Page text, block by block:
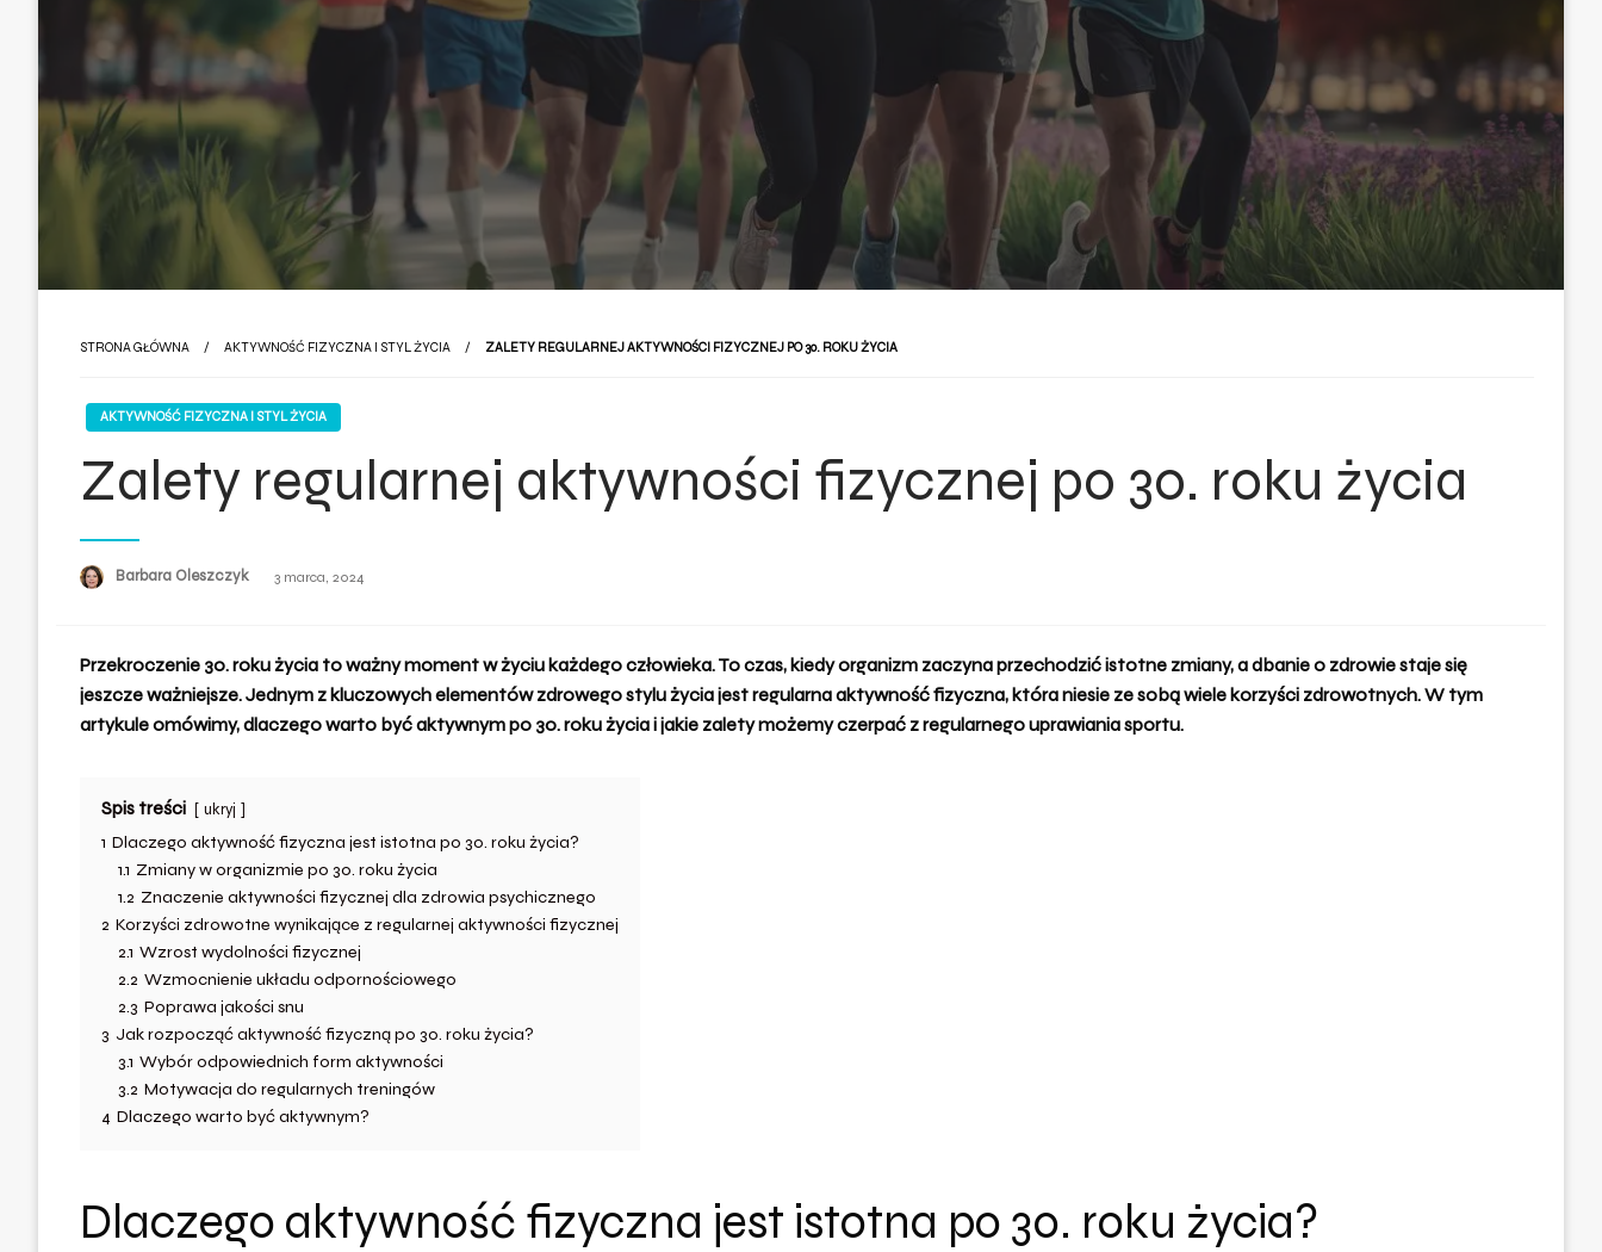
STRONA GŁÓWNA AKTYWNOŚĆ FIZYCZNA I STYL ŻYCIA ZALETY REGULARNEJ AKTYWNOŚCI FIZYCZNEJ PO 30. ROKU ŻYCIA
AKTYWNOŚĆ FIZYCZNA I STYL ŻYCIA
Zalety regularnej aktywności fizycznej po 30. roku życia
Barbara Oleszczyk
Opublikowane
3 marca, 2024
Przekroczenie 30. roku życia to ważny moment w życiu każdego człowieka. To czas, kiedy organizm zaczyna przechodzić istotne zmiany, a dbanie o zdrowie staje się
jeszcze ważniejsze. Jednym z kluczowych elementów zdrowego stylu życia jest regularnaaktywność fizyczna, która niesie ze sobą wiele korzyści zdrowotnych. W tym
artykule omówimy, dlaczego warto być aktywnym po 30. roku życia i jakie zalety możemy czerpać z regularnego uprawianiasportu.
Spis treści ukryj
1 Dlaczego aktywność fizyczna jest istotna po 30. roku życia?
1.1 Zmiany w organizmie po 30. roku życia
1.2 Znaczenie aktywności fizycznej dla zdrowia psychicznego
2 Korzyści zdrowotne wynikające z regularnej aktywności fizycznej
2.1 Wzrost wydolności fizycznej
2.2 Wzmocnienie układu odpornościowego
2.3 Poprawa jakości snu
3 Jak rozpocząć aktywność fizyczną po 30. roku życia?
3.1 Wybór odpowiednich form aktywności
3.2 Motywacja do regularnych treningów
4 Dlaczego warto być aktywnym?
Dlaczego aktywność fizyczna jest istotna po 30. roku życia?